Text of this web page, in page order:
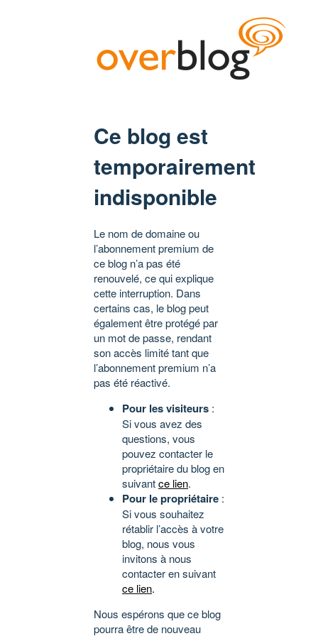
Ce blog est
temporairement
indisponible
Le nom de domaine ou
l’abonnement premium de
ce blog n’a pas été
renouvelé, ce qui explique
cette interruption. Dans
certains cas, le blog peut
également être protégé par
un mot de passe, rendant
son accès limité tant que
l’abonnement premium n’a
pas été réactivé.
Pour les visiteurs :
Si vous avez des
questions, vous
pouvez contacter le
propriétaire du blog en
suivantce lien.
Pour le propriétaire :
Si vous souhaitez
rétablir l’accès à votre
blog, nous vous
invitons à nous
contacter en suivant
ce lien.
Nous espérons que ce blog
pourra être de nouveau